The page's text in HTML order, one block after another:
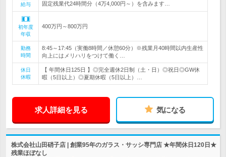
給与
固定残業代24時間分（4万4,000円～）を含みます…
初年度
年収
400万円～800万円
勤務
時間
8:45～17:45（実働8時間／休憩60分）※残業月40時間以内生産性
向上にはメリハリをつけて働く…
休日
休暇
【 年間休日125日 】◎完全週休2日制（土・日）◎祝日◎GW休
暇（5日以上）◎夏期休暇（5日以上）…
求人詳細を見る 気になる
株式会社山田硝子店 | 創業95年のガラス・サッシ専門店 ★年間休日120日★
残業ほぼなし